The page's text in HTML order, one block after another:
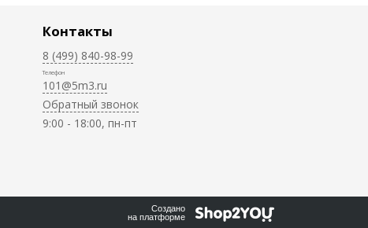
Контакты
8 (499) 840-98-99
Телефон
101@5m3.ru
Обратный звонок
9:00 - 18:00, пн-пт
Создано
на платформе